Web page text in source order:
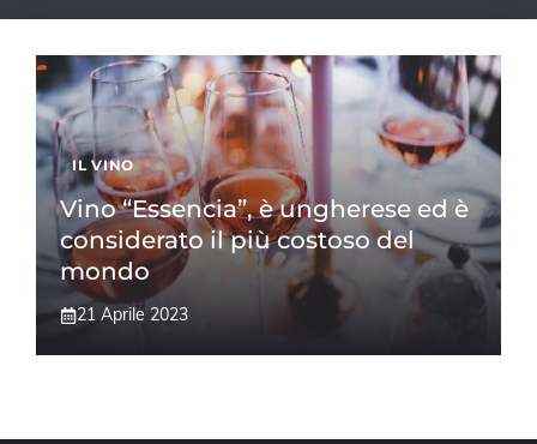
IL VINO
Vino “Essencia”, è ungherese ed è
considerato il più costoso del
mondo
21 Aprile 2023